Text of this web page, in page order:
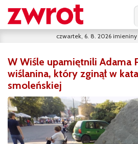
czwartek, 6. 8. 2026 imieniny
W Wiśle upamiętnili Adama
wiślanina, który zginął w
smoleńskiej